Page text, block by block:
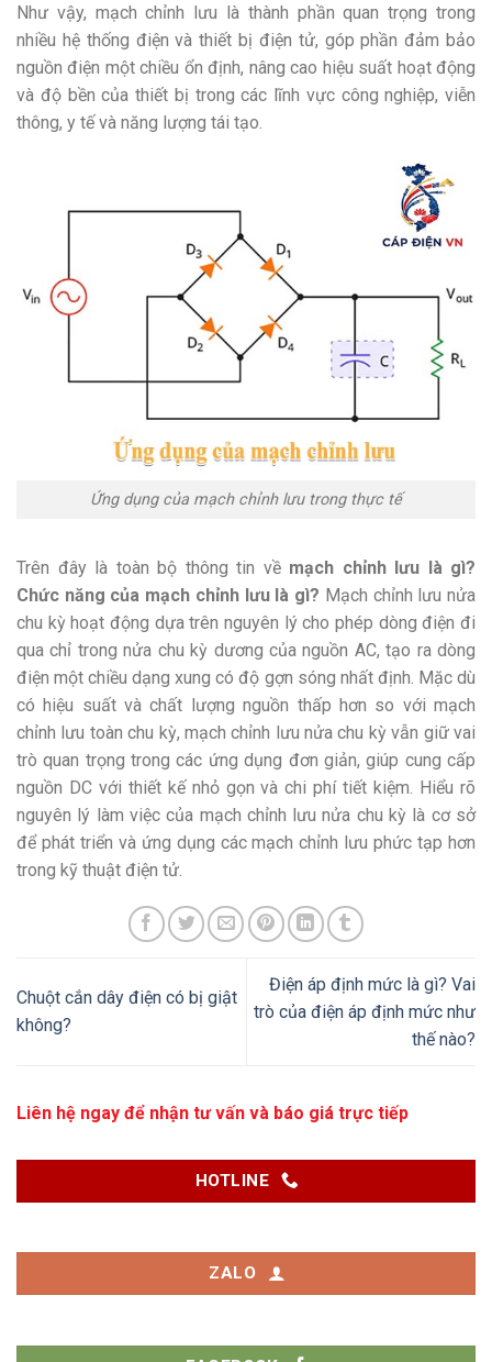
Như vậy, mạch chỉnh lưu là thành phần quan trọng trong
nhiều hệ thống điện và thiết bị điện tử, góp phần đảm bảo
nguồn điện một chiều ổn định, nâng cao hiệu suất hoạt động
và độ bền của thiết bị trong các lĩnh vực công nghiệp, viễn
thông, y tế và năng lượng tái tạo.
Ứng dụng của mạch chỉnh lưu trong thực tế
Trên đây là toàn bộ thông tin về mạch chỉnh lưu là gì?
Chức năng của mạch chỉnh lưu là gì? Mạch chỉnh lưu nửa
chu kỳ hoạt động dựa trên nguyên lý cho phép dòng điện đi
qua chỉ trong nửa chu kỳ dương của nguồn AC, tạo ra dòng
điện một chiều dạng xung có độ gợn sóng nhất định. Mặc dù
có hiệu suất và chất lượng nguồn thấp hơn so với mạch
chỉnh lưu toàn chu kỳ, mạch chỉnh lưu nửa chu kỳ vẫn giữ vai
trò quan trọng trong các ứng dụng đơn giản, giúp cung cấp
nguồn DC với thiết kế nhỏ gọn và chi phí tiết kiệm. Hiểu rõ
nguyên lý làm việc của mạch chỉnh lưu nửa chu kỳ là cơ sở
để phát triển và ứng dụng các mạch chỉnh lưu phức tạp hơn
trong kỹ thuật điện tử.
Chuột cắn dây điện có bị giật
không?
Điện áp định mức là gì? Vai
trò của điện áp định mức như
thế nào?
Liên hệ ngay để nhận tư vấn và báo giá trực tiếp
HOTLINE
ZALO